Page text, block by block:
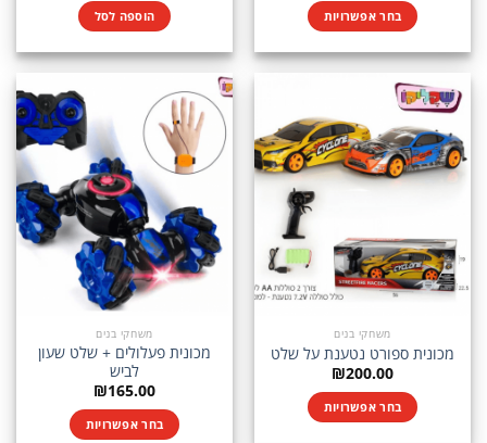
בחר אפשרויות
זה
סוגים.
ניתן
לבחור
האפשרויות
בעמוד
המוצר
הוספה לסל
משחקי בנים
מכונית ספורט נטענת על שלט
₪200.00
בחר אפשרויות
משחקי בנים
מכונית פעלולים + שלט שעון
לביש
₪165.00
בחר אפשרויות